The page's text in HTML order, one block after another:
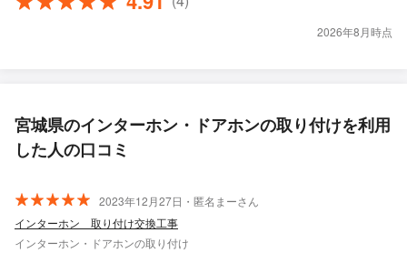
2026年8月時点
宮城県のインターホン・ドアホンの取り付けを利用
した人の口コミ
2023年12月27日・匿名まーさん
インターホン 取り付け交換工事
インターホン・ドアホンの取り付け